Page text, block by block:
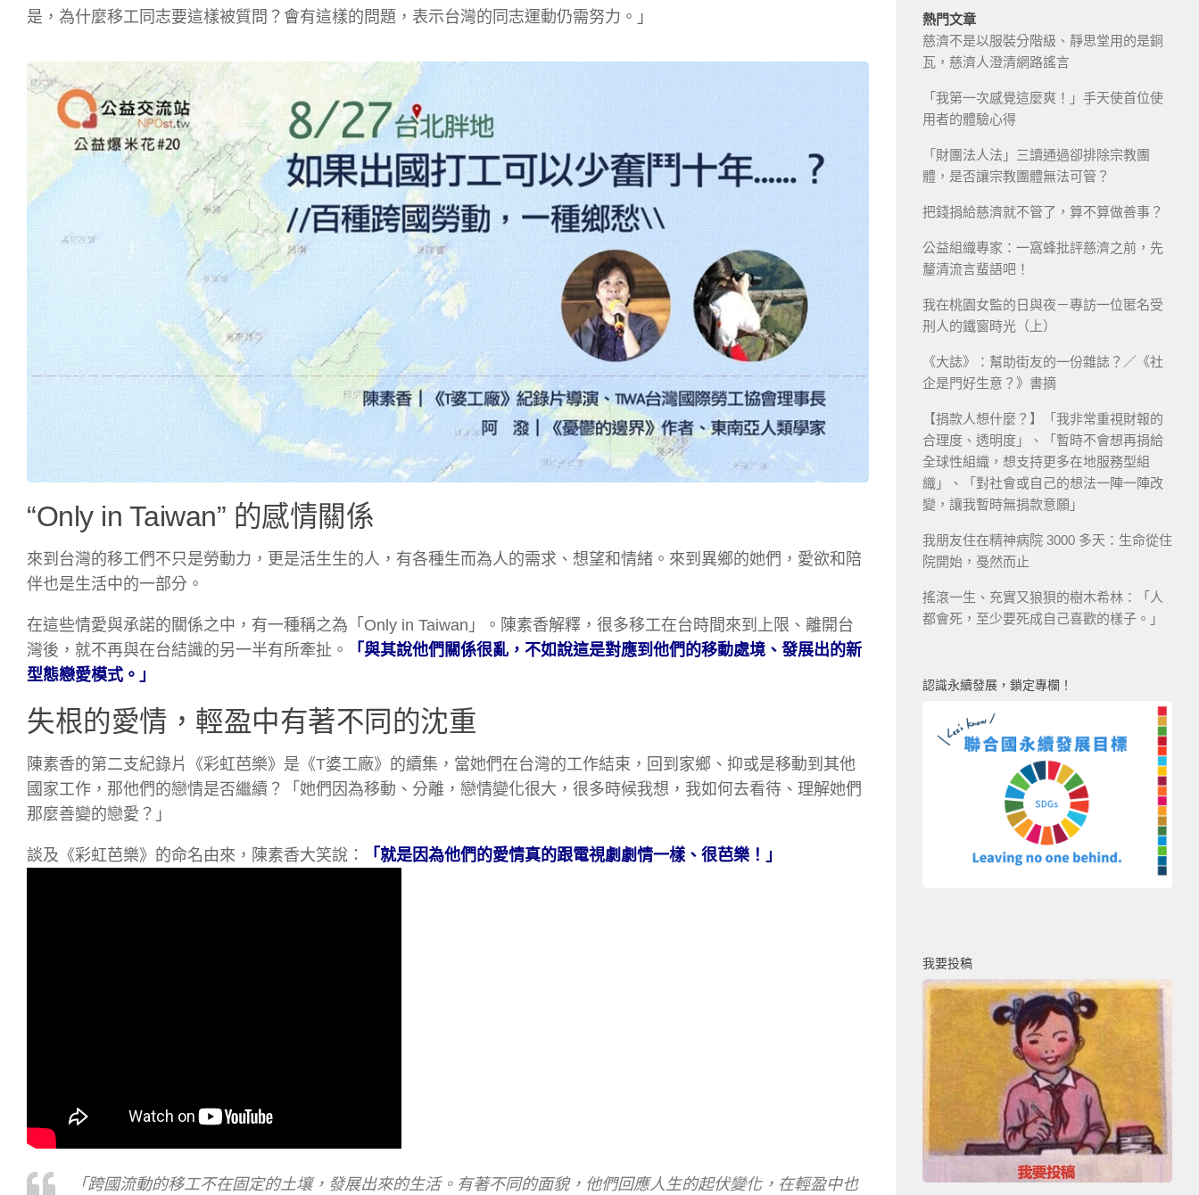
是，為什麼移工同志要這樣被質問？會有這樣的問題，表示台灣的同志運動仍需努力。」
“Only in Taiwan” 的感情關係
來到台灣的移工們不只是勞動力，更是活生生的人，有各種生而為人的需求、想望和情緒。來到異鄉的她們，愛欲和陪
伴也是生活中的一部分。
在這些情愛與承諾的關係之中，有一種稱之為「Only in Taiwan」。陳素香解釋，很多移工在台時間來到上限、離開台
灣後，就不再與在台結識的另一半有所牽扯。
「與其說他們關係很亂，不如說這是對應到他們的移動處境、發展出的新
型態戀愛模式。」
失根的愛情，輕盈中有著不同的沈重
陳素香的第二支紀錄片《彩虹芭樂》是《T婆工廠》的續集，當她們在台灣的工作結束，回到家鄉、抑或是移動到其他
國家工作，那他們的戀情是否繼續？「她們因為移動、分離，戀情變化很大，很多時候我想，我如何去看待、理解她們
那麼善變的戀愛？」
談及《彩虹芭樂》的命名由來，陳素香大笑說： 「就是因為他們的愛情真的跟電視劇劇情一樣、很芭樂！」
「跨國流動的移工不在固定的土壤，發展出來的生活。有著不同的面貌，他們回應人生的起伏變化，在輕盈中也
熱門文章
慈濟不是以服裝分階級、靜思堂用的是銅
瓦，慈濟人澄清網路謠言
「我第一次感覺這麼爽！」手天使首位使
用者的體驗心得
「財團法人法」三讀通過卻排除宗教團
體，是否讓宗教團體無法可管？
把錢捐給慈濟就不管了，算不算做善事？
公益組織專家：一窩蜂批評慈濟之前，先
釐清流言蜚語吧！
我在桃園女監的日與夜－專訪一位匿名受
刑人的鐵窗時光（上）
《大誌》：幫助街友的一份雜誌？／《社
企是門好生意？》書摘
【捐款人想什麼？】「我非常重視財報的
合理度、透明度」、「暫時不會想再捐給
全球性組織，想支持更多在地服務型組
織」、「對社會或自己的想法一陣一陣改
變，讓我暫時無捐款意願」
我朋友住在精神病院 3000 多天：生命從住
院開始，戞然而止
搖滾一生、充實又狼狽的樹木希林：「人
都會死，至少要死成自己喜歡的樣子。」
認識永續發展，鎖定專欄！
我要投稿